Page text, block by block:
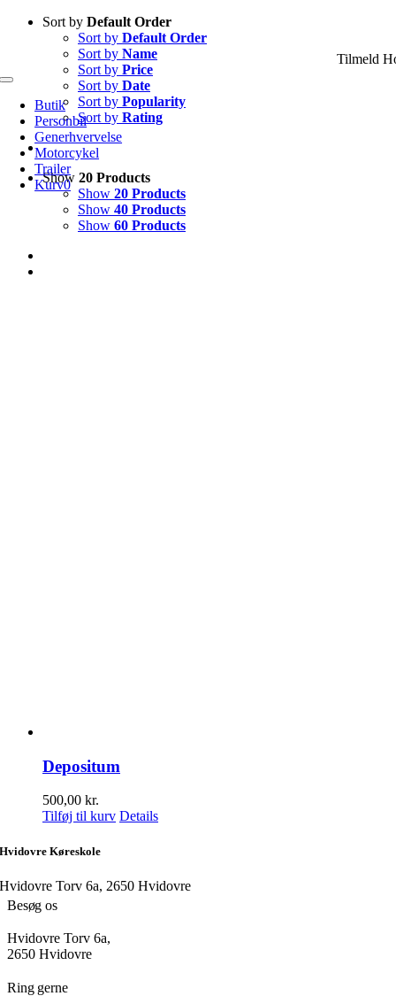
Skip
Tilmeld
Toggle
Navigation
Butik
Personbil
Generhvervelse
Motorcykel
Trailer
Kurv0
Sort by Default Order
Sort by Default Order
Sort by Name
Sort by Price
Sort by Date
Sort by Popularity
Sort by Rating
Show 20 Products
Show 20 Products
Show 40 Products
Show 60 Products
Depositum
500,00 kr.
Tilføj til kurv Details
Hvidovre Køreskole
Hvidovre Torv 6a, 2650 Hvidovre
Besøg os
Hvidovre Torv 6a,
2650 Hvidovre
Ring gerne